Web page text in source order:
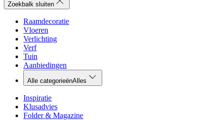
Zoekbalk sluiten
Raamdecoratie
Vloeren
Verlichting
Verf
Tuin
Aanbiedingen
Alle categorieënAlles
Inspiratie
Klusadvies
Folder & Magazine